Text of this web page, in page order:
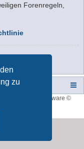
zu
Forenregeln,
® Forum Software ©